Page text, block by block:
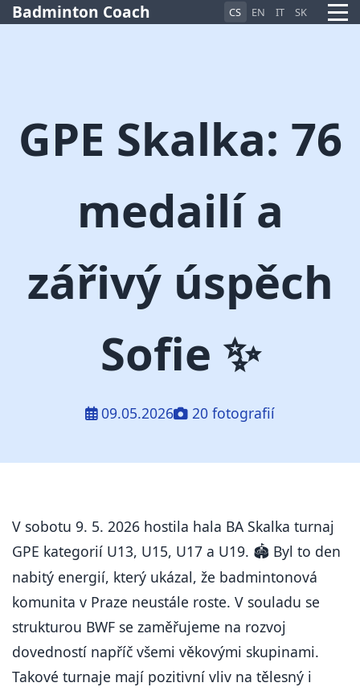
Badminton Coach CS EN IT SK
GPE Skalka: 76
medailí a
zářivý úspěch
Sofie ✨
09.05.2026 20 fotografií
V sobotu 9. 5. 2026 hostila hala BA Skalka turnaj
GPE kategorií U13, U15, U17 a U19. 🏟️ Byl to den
nabitý energií, který ukázal, že badmintonová
komunita v Praze neustále roste. V souladu se
strukturou BWF se zaměřujeme na rozvoj
dovedností napříč všemi věkovými skupinami.
Takové turnaje mají pozitivní vliv na tělesný i
Online